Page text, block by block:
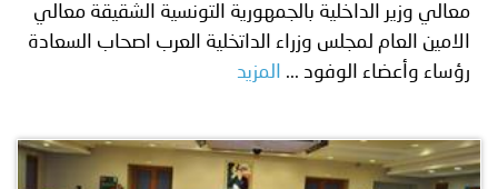
معالي وزير الداخلية بالجمهورية التونسية الشقيقة معالي
الامين العام لمجلس وزراء الداتخلية العرب اصحاب السعادة
رؤساء وأعضاء الوفود ...
المزيد